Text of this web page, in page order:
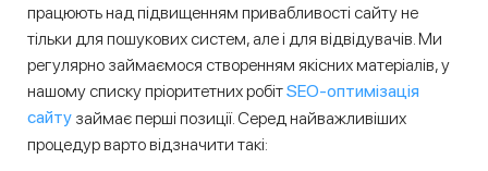
працюють над підвищенням привабливості сайту не
тільки для пошукових систем, але і для відвідувачів. Ми
регулярно займаємося створенням якісних матеріалів, у
нашому списку пріоритетних робітSEO-оптимізація
сайту займає перші позиції. Серед найважливіших
процедур варто відзначити такі: